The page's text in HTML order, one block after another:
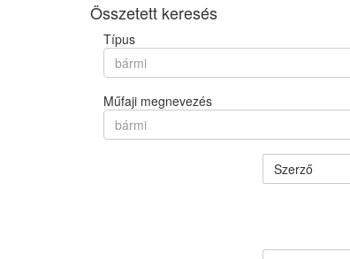
Összetett keresés
Típus
bármi
Műfaji megnevezés
bármi
Szerző